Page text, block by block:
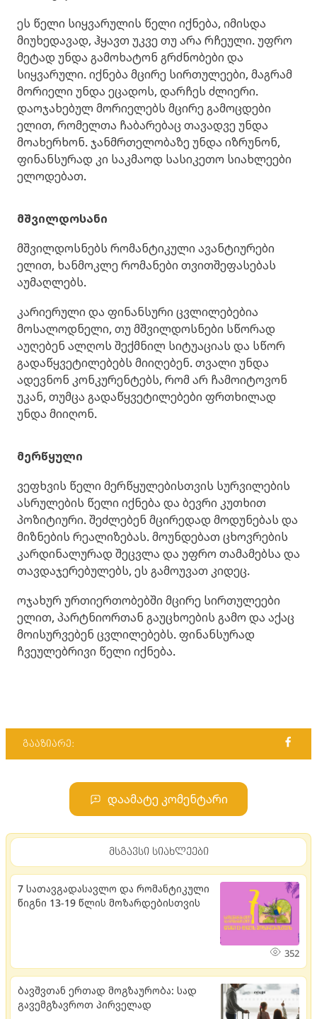
ეს წელი სიყვარულის წელი იქნება, იმისდა
მიუხედავად, ჰყავთ უკვე თუ არა რჩეული. უფრო
მეტად უნდა გამოხატონ გრძნობები და
სიყვარული. იქნება მცირე სირთულეები, მაგრამ
მორიელი უნდა ეცადოს, დარჩეს ძლიერი.
დაოჯახებულ მორიელებს მცირე გამოცდები
ელით, რომელთა ჩაბარებაც თავადვე უნდა
მოახერხონ. ჯანმრთელობაზე უნდა იზრუნონ,
ფინანსურად კი საკმაოდ სასიკეთო სიახლეები
ელოდებათ.
მშვილდოსანი
მშვილდოსნებს რომანტიკული ავანტიურები
ელით, ხანმოკლე რომანები თვითშეფასებას
აუმაღლებს.
კარიერული და ფინანსური ცვლილებებია
მოსალოდნელი, თუ მშვილდოსნები სწორად
აუღებენ ალღოს შექმნილ სიტუაციას და სწორ
გადაწყვეტილებებს მიიღებენ. თვალი უნდა
ადევნონ კონკურენტებს, რომ არ ჩამოიტოვონ
უკან, თუმცა გადაწყვეტილებები ფრთხილად
უნდა მიიღონ.
მერწყული
ვეფხვის წელი მერწყულებისთვის სურვილების
ასრულების წელი იქნება და ბევრი კუთხით
პოზიტიური. შეძლებენ მცირედად მოდუნებას და
მიზნების რეალიზებას. მოუნდებათ ცხოვრების
კარდინალურად შეცვლა და უფრო თამამებსა და
თავდაჯერებულებს, ეს გამოუვათ კიდეც.
ოჯახურ ურთიერთობებში მცირე სირთულეები
ელით, პარტნიორთან გაუცხოების გამო და აქაც
მოისურვებენ ცვლილებებს. ფინანსურად
ჩვეულებრივი წელი იქნება.
გააზიარე:
დაამატე კომენტარი
მსგავსი სიახლეები
7 სათავგადასავლო და რომანტიკული
წიგნი 13-19 წლის მოზარდებისთვის
352
ბავშვთან ერთად მოგზაურობა: სად
გავემგზავროთ პირველად